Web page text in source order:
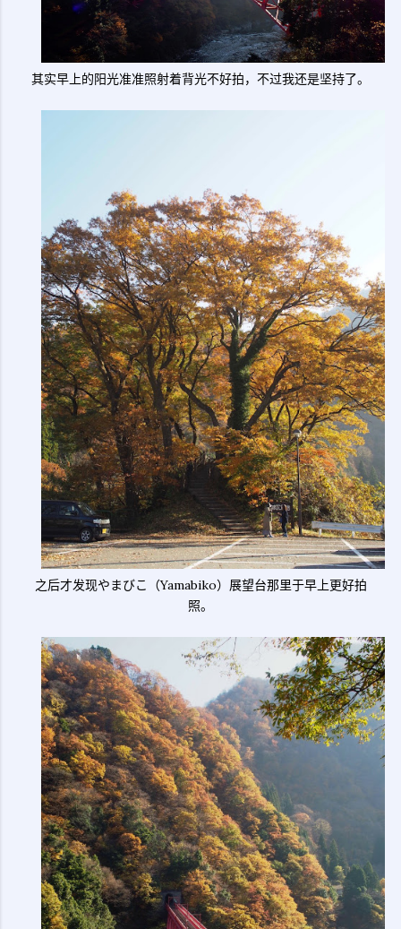
其实早上的阳光准准照射着背光不好拍，不过我还是坚持了。
之后才发现やまびこ（Yamabiko）展望台那里于早上更好拍
照。